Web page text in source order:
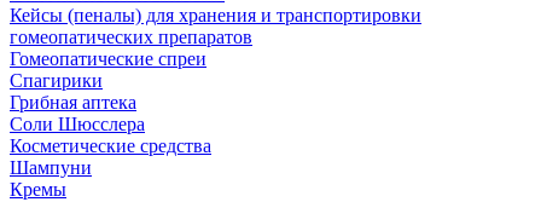
Кейсы (пеналы) для хранения и транспортировки
гомеопатических препаратов
Гомеопатические спреи
Спагирики
Грибная аптека
Соли Шюсслера
Косметические средства
Шампуни
Кремы